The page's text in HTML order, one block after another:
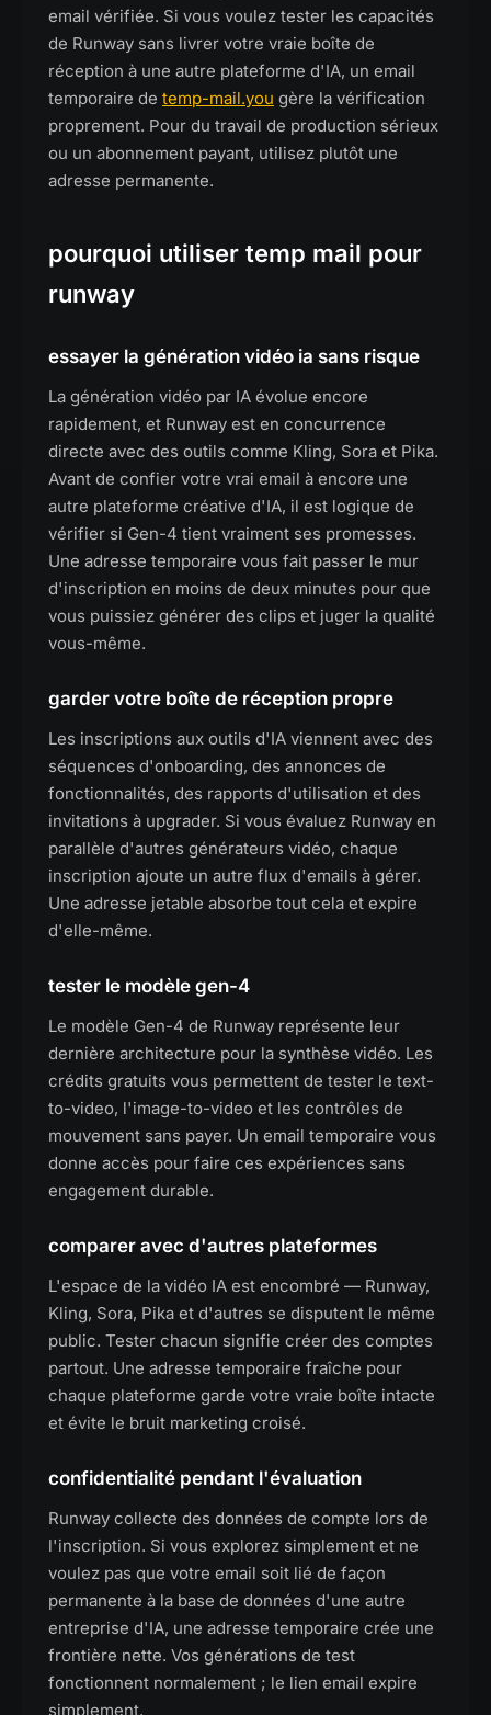
email vérifiée. Si vous voulez tester les capacités
de Runway sans livrer votre vraie boîte de
réception à une autre plateforme d'IA, un email
temporaire de temp-mail.you gère la vérification
proprement. Pour du travail de production sérieux
ou un abonnement payant, utilisez plutôt une
adresse permanente.
pourquoi utiliser temp mail pour
runway
essayer la génération vidéo ia sans risque
La génération vidéo par IA évolue encore
rapidement, et Runway est en concurrence
directe avec des outils comme Kling, Sora et Pika.
Avant de confier votre vrai email à encore une
autre plateforme créative d'IA, il est logique de
vérifier si Gen-4 tient vraiment ses promesses.
Une adresse temporaire vous fait passer le mur
d'inscription en moins de deux minutes pour que
vous puissiez générer des clips et juger la qualité
vous-même.
garder votre boîte de réception propre
Les inscriptions aux outils d'IA viennent avec des
séquences d'onboarding, des annonces de
fonctionnalités, des rapports d'utilisation et des
invitations à upgrader. Si vous évaluez Runway en
parallèle d'autres générateurs vidéo, chaque
inscription ajoute un autre flux d'emails à gérer.
Une adresse jetable absorbe tout cela et expire
d'elle-même.
tester le modèle gen-4
Le modèle Gen-4 de Runway représente leur
dernière architecture pour la synthèse vidéo. Les
crédits gratuits vous permettent de tester le text-
to-video, l'image-to-video et les contrôles de
mouvement sans payer. Un email temporaire vous
donne accès pour faire ces expériences sans
engagement durable.
comparer avec d'autres plateformes
L'espace de la vidéo IA est encombré — Runway,
Kling, Sora, Pika et d'autres se disputent le même
public. Tester chacun signifie créer des comptes
partout. Une adresse temporaire fraîche pour
chaque plateforme garde votre vraie boîte intacte
et évite le bruit marketing croisé.
confidentialité pendant l'évaluation
Runway collecte des données de compte lors de
l'inscription. Si vous explorez simplement et ne
voulez pas que votre email soit lié de façon
permanente à la base de données d'une autre
entreprise d'IA, une adresse temporaire crée une
frontière nette. Vos générations de test
fonctionnent normalement ; le lien email expire
simplement.